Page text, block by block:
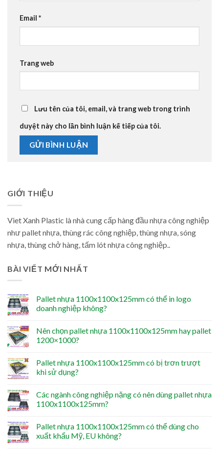
Email *
Trang web
Lưu tên của tôi, email, và trang web trong trình
duyệt này cho lần bình luận kế tiếp của tôi.
GIỚI THIỆU
Viet Xanh Plastic là nhà cung cấp hàng đầu nhựa công nghiệp
như pallet nhựa, thùng rác công nghiệp, thùng nhựa, sóng
nhựa, thùng chở hàng, tấm lót nhựa công nghiệp..
BÀI VIẾT MỚI NHẤT
Pallet nhựa 1100x1100x125mm có thể in logo
doanh nghiệp không?
Nên chọn pallet nhựa 1100x1100x125mm hay pallet
1200×1000?
Pallet nhựa 1100x1100x125mm có bị trơn trượt
khi sử dụng?
Các ngành công nghiệp nặng có nên dùng pallet nhựa
1100x1100x125mm?
Pallet nhựa 1100x1100x125mm có thể dùng cho
xuất khẩu Mỹ, EU không?